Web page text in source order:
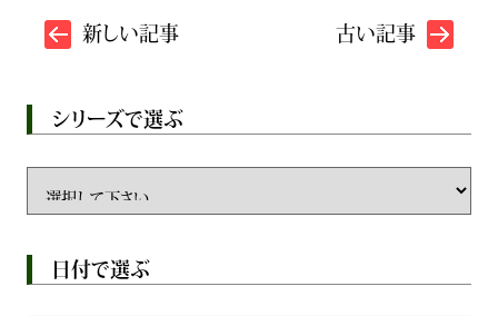
古い記事
新しい記事
シリーズで選ぶ
日付で選ぶ